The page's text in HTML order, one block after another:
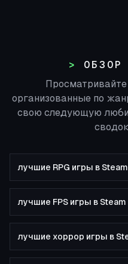
ОБЗОР
организованные по
свою следующую
лучшие RPG игры в Steam
лучшие FPS игры в Steam
лучшие хоррор игры в